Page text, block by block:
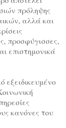
πρόληψης
αλλά και
προσφύγισσες,
επιστημονικά
εξειδικευμένο
κανόνες του